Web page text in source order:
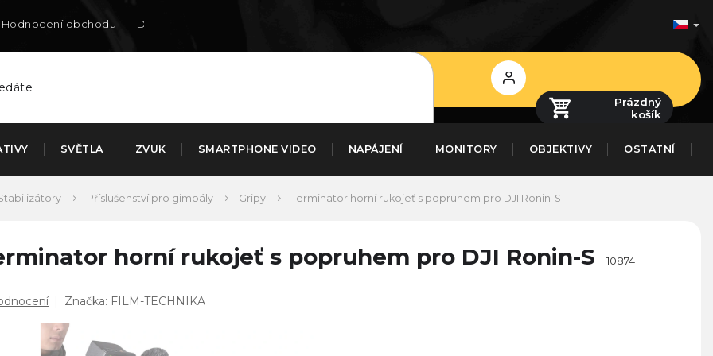
Hodnocení obchodu Doručení na SK
Přihlášení
Prázdný
košík
SVĚTLA ZVUK SMARTPHONE VIDEO NAPÁJENÍ MONITORY OBJEKTIVY OSTATNÍ
Příslušenství pro gimbály Gripy Terminator horní rukojeť s popruhem pro DJI Ronin-S
horní rukojeť s popruhem pro DJI Ronin-S 10874
Značka: FILM-TECHNIKA